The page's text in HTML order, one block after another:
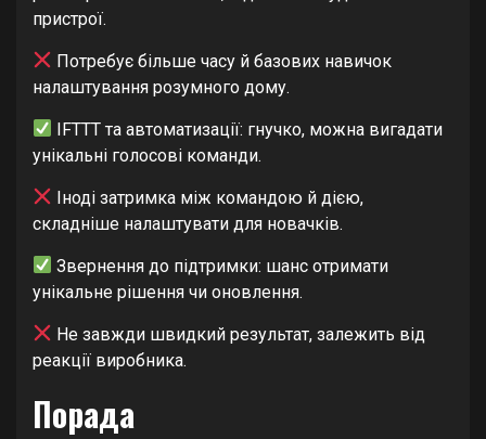
пристрої.
Потребує більше часу й базових навичок
налаштування розумного дому.
IFTTT та автоматизації: гнучко, можна вигадати
унікальні голосові команди.
Іноді затримка між командою й дією,
складніше налаштувати для новачків.
Звернення до підтримки: шанс отримати
унікальне рішення чи оновлення.
Не завжди швидкий результат, залежить від
реакції виробника.
Порада